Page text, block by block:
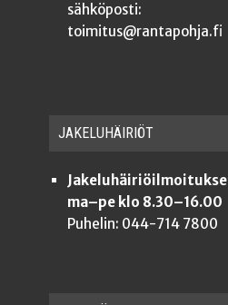
sähköposti:
toimitus@rantapohja.fi
JAKE­LU­HÄI­RIÖT
ma–pe klo 8.30–16.00
Puhelin: 044-714 7800